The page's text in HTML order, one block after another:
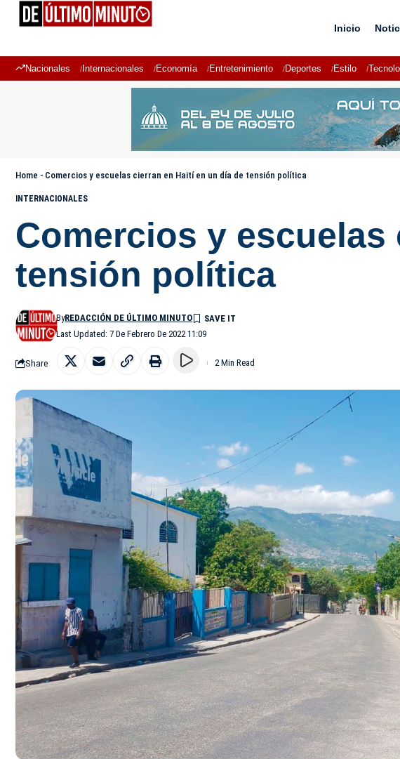
Inicio
Nacionales Internacionales Economía Entretenimiento Deportes Estilo
Home - Comercios y escuelas cierran en Haití en un día de tensión política
INTERNACIONALES
Comercios y
tensión política
Last Updated: 7 De Febrero De 2022 11:09
ByREDACCIÓN DE ÚLTIMO MINUTO
Share 2 Min Read